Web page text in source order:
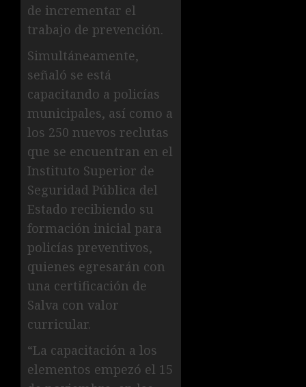
de incrementar el
trabajo de prevención.
Simultáneamente,
señaló se está
capacitando a policías
municipales, así como a
los 250 nuevos reclutas
que se encuentran en el
Instituto Superior de
Seguridad Pública del
Estado recibiendo su
formación inicial para
policías preventivos,
quienes egresarán con
una certificación de
Salva con valor
curricular.
“La capacitación a los
elementos empezó el 15